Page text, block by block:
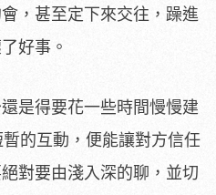
，甚至定下來交往，躁進
好事。
是得要花一些時間慢慢建
的互動，便能讓對方信任
對要由淺入深的聊，並切